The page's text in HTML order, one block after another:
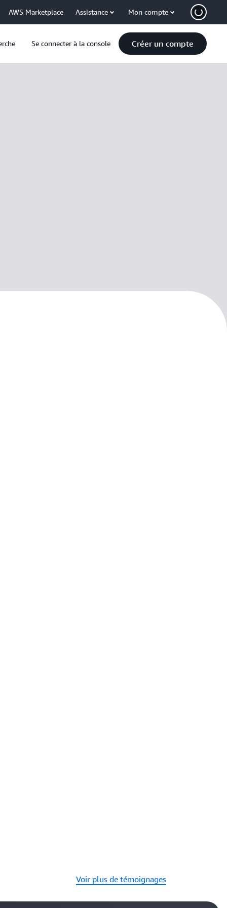
AWS Marketplace Assistance Mon compte
Se connecter à la console Créer un compte
Voir plus de témoignages